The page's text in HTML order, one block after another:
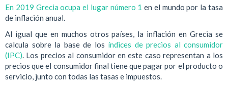
En 2019 Grecia ocupa el lugar número 1en el mundo por la tasa
de inflación anual.
Al igual que en muchos otros países, la inflación en Grecia se
calcula sobre la base de los índices de precios al consumidor
(IPC) . Los precios al consumidor en este caso representan a los
precios que el consumidor final tiene que pagar por el producto o
servicio, junto con todas las tasas e impuestos.